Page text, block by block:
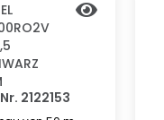
2122153